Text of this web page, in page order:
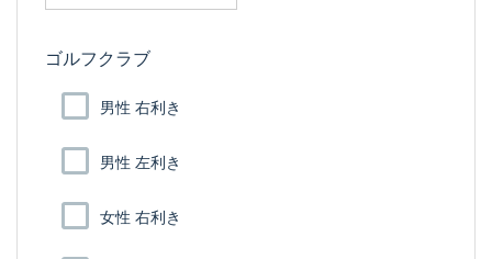
ゴルフクラブ
男性 右利き
男性 左利き
女性 右利き